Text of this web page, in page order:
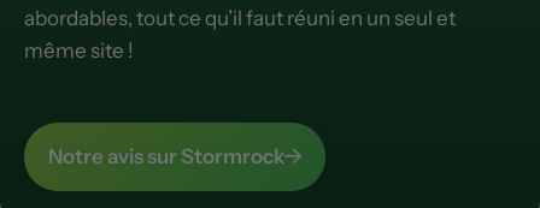
abordables, tout ce qu’il faut réuni en un seul et
même site !
Notre avis sur Stormrock